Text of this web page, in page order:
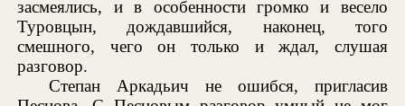
засмеялись, и в особенности громко и весело
Туровцын, дождавшийся, наконец, того
смешного, чего он только и ждал, слушая
разговор.
Степан Аркадьич не ошибся, пригласив